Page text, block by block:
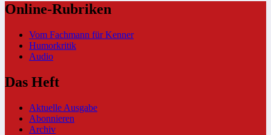
Online-Rubriken
Vom Fachmann für Kenner
Humorkritik
Audio
Das Heft
Aktuelle Ausgabe
Abonnieren
Archiv